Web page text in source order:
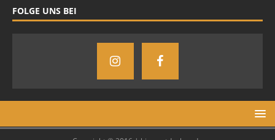
FOLGE UNS BEI